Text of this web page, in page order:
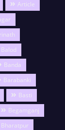
Article
Balod
Banda
Barabanki
Basti
Begamganj
Bharatpur